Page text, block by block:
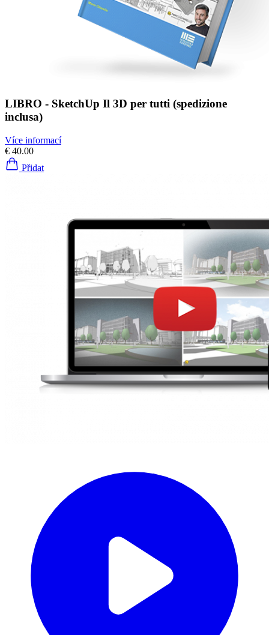
LIBRO - SketchUp Il 3D per tutti (spedizione
inclusa)
Více informací
€ 40.00
Přidat